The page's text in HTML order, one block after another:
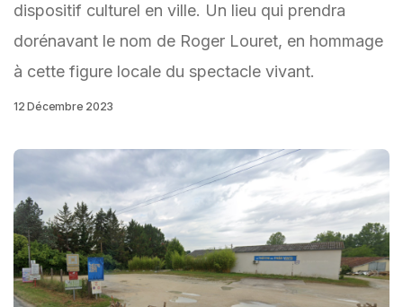
dispositif culturel en ville. Un lieu qui prendra
dorénavant le nom de Roger Louret, en hommage
à cette figure locale du spectacle vivant.
12 Décembre 2023